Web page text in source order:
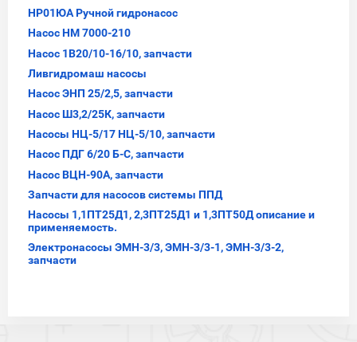
НР01ЮА Ручной гидронасос
Насос НМ 7000-210
Насос 1В20/10-16/10, запчасти
Ливгидромаш насосы
Насос ЭНП 25/2,5, запчасти
Насос Ш3,2/25К, запчасти
Насосы НЦ-5/17 НЦ-5/10, запчасти
Насос ПДГ 6/20 Б-С, запчасти
Насос ВЦН-90А, запчасти
Запчасти для насосов системы ППД
Насосы 1,1ПТ25Д1, 2,3ПТ25Д1 и 1,3ПТ50Д описание и
применяемость.
Электронасосы ЭМН-3/3, ЭМН-3/3-1, ЭМН-3/3-2,
запчасти